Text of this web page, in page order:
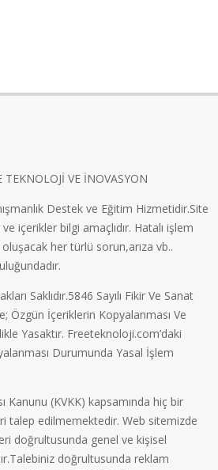
VE İNOVASYON
Destek ve Eğitim Hizmetidir.Site
içerikler bilgi amaçlıdır. Hatalı işlem
her türlü sorun,arıza vb..
Saklıdır.5846 Sayılı Fikir Ve Sanat
Özgün İçeriklerin Kopyalanması Ve
Yasaktır. Freeteknoloji.com’daki
Durumunda Yasal İşlem
Kanunu (KVKK) kapsamında hiç bir
talep edilmemektedir. Web sitemizde
doğrultusunda genel ve kişisel
doğrultusunda reklam